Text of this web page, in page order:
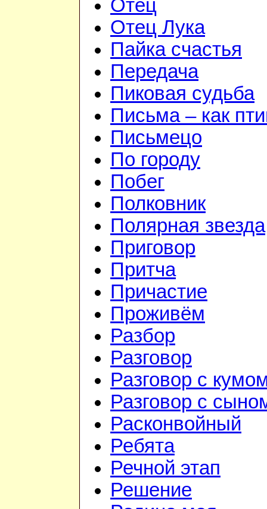
Отец
Отец Лука
Пайка счастья
Передача
Пиковая судьба
Письма – как
Письмецо
По городу
Побег
Полковник
Полярная звезда
Приговор
Притча
Причастие
Проживём
Разбор
Разговор
Разговор с
Разговор с
Расконвойный
Ребята
Речной этап
Решение